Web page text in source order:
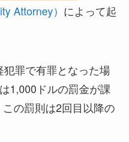
Attorney） によって起
罪で有罪となった場
1,000ドルの罰金が課
の罰則は2回目以降の